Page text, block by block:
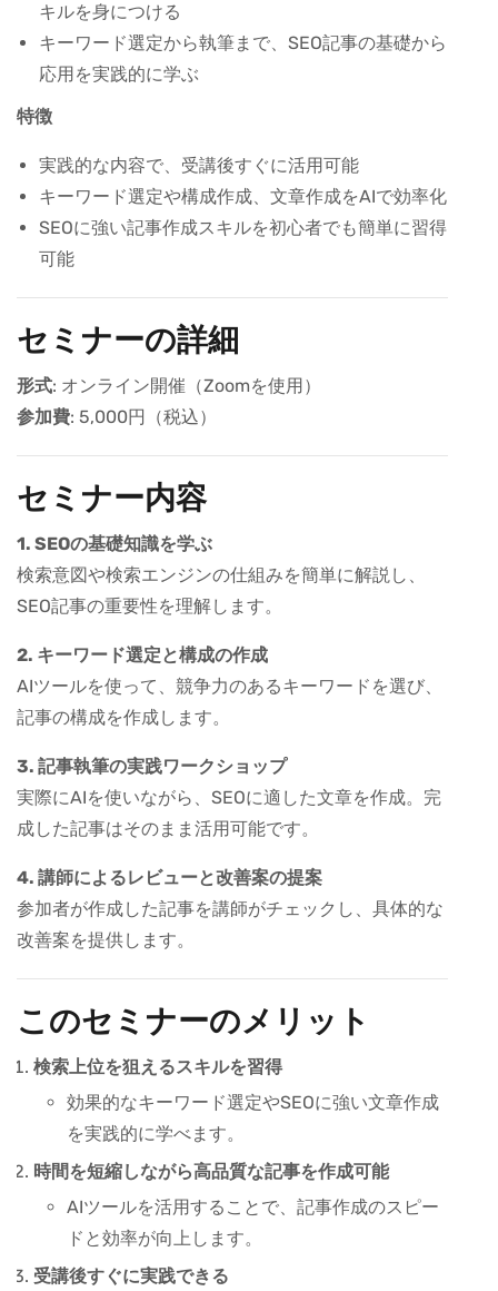
キルを身につける
キーワード選定から執筆まで、SEO記事の基礎から
応用を実践的に学ぶ
特徴
実践的な内容で、受講後すぐに活用可能
キーワード選定や構成作成、文章作成をAIで効率化
SEOに強い記事作成スキルを初心者でも簡単に習得
可能
セミナーの詳細
形式: オンライン開催（Zoomを使用）
参加費: 5,000円（税込）
セミナー内容
1. SEOの基礎知識を学ぶ
検索意図や検索エンジンの仕組みを簡単に解説し、
SEO記事の重要性を理解します。
2. キーワード選定と構成の作成
AIツールを使って、競争力のあるキーワードを選び、
記事の構成を作成します。
3. 記事執筆の実践ワークショップ
実際にAIを使いながら、SEOに適した文章を作成。完
成した記事はそのまま活用可能です。
4. 講師によるレビューと改善案の提案
参加者が作成した記事を講師がチェックし、具体的な
改善案を提供します。
このセミナーのメリット
検索上位を狙えるスキルを習得
効果的なキーワード選定やSEOに強い文章作成
を実践的に学べます。
時間を短縮しながら高品質な記事を作成可能
AIツールを活用することで、記事作成のスピー
ドと効率が向上します。
受講後すぐに実践できる